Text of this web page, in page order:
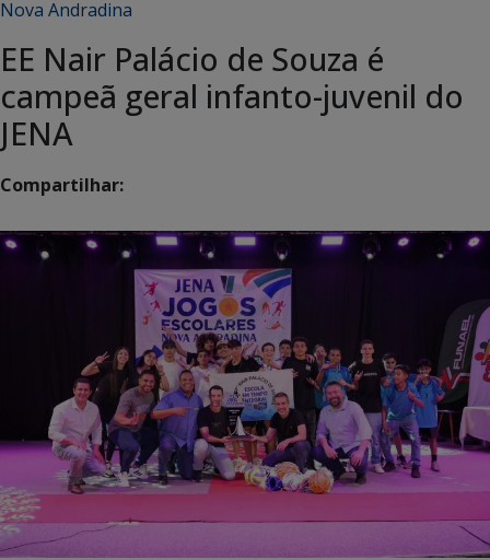
Nova Andradina
EE Nair Palácio de Souza é
campeã geral infanto-juvenil do
JENA
Compartilhar: